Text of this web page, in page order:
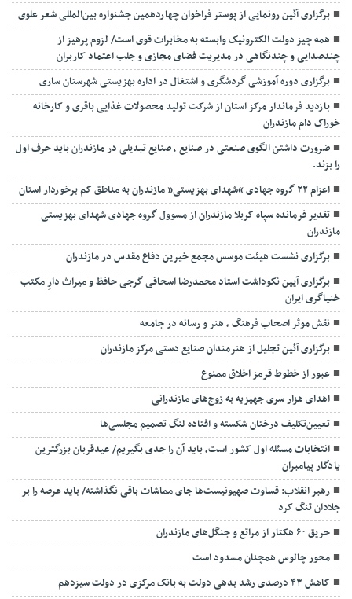
برگزاری آئین رونمایی از پوستر فراخوان چهاردهمین جشنواره بین‌المللی شعر علوی
همه چیز دولت الکترونیک وابسته به مخابرات قوی است/ لزوم پرهیز از
چندصدایی و چندنگاهی در مدیریت فضای مجازی و جلب اعتماد کاربران
برگزاری دوره آموزشی گردشگری و اشتغال در اداره بهزیستی شهرستان ساری
بازدید فرماندار مرکز استان از شرکت تولید محصولات غذایی باقری و کارخانه
خوراک دام مازندران
ضرورت داشتن الگوی صنعتی در صنایع ، صنایع تبدیلی در مازندران باید حرف اول
را بزند.
اعزام ۲۲ گروه جهادی “شهدای بهزیستی” مازندران به مناطق کم برخوردار استان
تقدیر فرمانده سپاه کربلا مازندران از مسوول گروه جهادی شهدای بهزیستی
مازندران
برگزاری نشست هیئت موسس مجمع خیرین دفاع مقدس در مازندران
برگزاری آیین نکوداشت استاد محمدرضا اسحاقی گرجی حافظ و میراث دارِ مکتب
خنیاگری ایران
نقش موثر اصحاب فرهنگ ، هنر و رسانه در جامعه
برگزاری آئین تجلیل از هنرمندان صنایع دستی مرکز مازندران
عبور از خطوط قرمز اخلاق ممنوع
اهدای هزار سری جهیزیه به زوج‌های مازندرانی
تعیین‌تکلیف درختان شکسته و افتاده لنگ تصمیم مجلسی‌ها
انتخابات مسئله اول کشور است، باید آن را جدی بگیریم/ عیدقربان بزرگترین
یادگار پیامبران
رهبر انقلاب: قساوت صهیونیست‌ها جای مماشات باقی نگذاشته/ باید عرصه را بر
جلادان تنگ کرد
حریق ۶۰ هکتار از مراتع و جنگل‌های مازندران
محور چالوس همچنان مسدود است
کاهش ۴۳ درصدی رشد بدهی دولت به بانک مرکزی در دولت سیزدهم